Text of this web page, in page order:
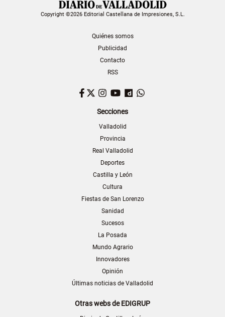
Copyright ©2026 Editorial Castellana de Impresiones, S.L.
Quiénes somos
Publicidad
Contacto
RSS
Facebook
TwitterInstagram
YouTubeDailymotion
Secciones
Valladolid
Provincia
Real Valladolid
Deportes
Castilla y León
Cultura
Fiestas de San Lorenzo
Sanidad
Sucesos
La Posada
Mundo Agrario
Innovadores
Opinión
Últimas noticias de Valladolid
Otras webs de EDIGRUP